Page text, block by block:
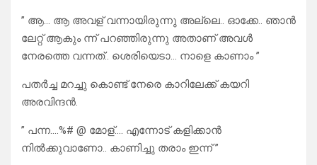
” ആ… ആ അവള് വന്നായിരുന്നു അല്ലെ.. ഓക്കേ.. ഞാൻ
ലേറ്റ് ആകും ന്ന് പറഞ്ഞിരുന്നു അതാണ്‌ അവൾ
നേരത്തെ വന്നത്.. ശെരിയെടാ… നാളെ കാണാം ”
പതർച്ച മറച്ചു കൊണ്ട് നേരെ കാറിലേക്ക് കയറി
അരവിന്ദൻ.
” പന്ന….%# @ മോള്…. എന്നോട് കളിക്കാൻ
നിൽക്കുവാണോ.. കാണിച്ചു തരാം ഇന്ന് ”